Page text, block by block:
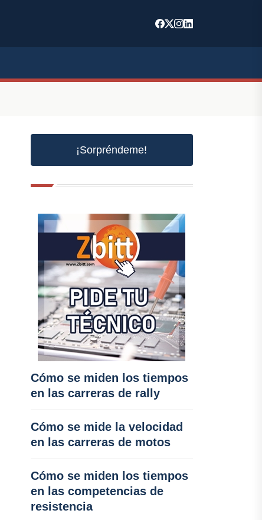
¡Sorpréndeme!
Cómo se miden los tiempos
en las carreras de rally
Cómo se mide la velocidad
en las carreras de motos
Cómo se miden los tiempos
en las competencias de
resistencia